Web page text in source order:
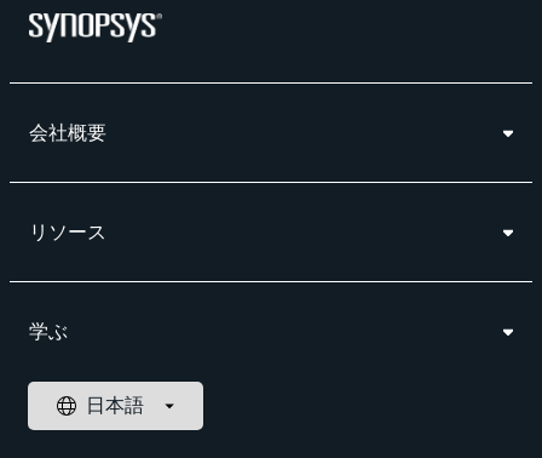
会社概要
リソース
学ぶ